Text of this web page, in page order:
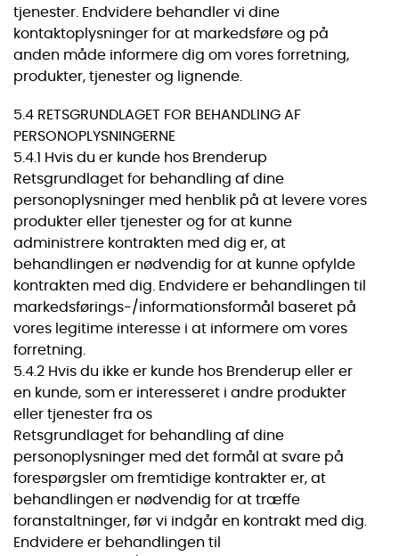
tjenester. Endvidere behandler vi dine
kontaktoplysninger for at markedsføre og på
anden måde informere dig om vores forretning,
produkter, tjenester og lignende.
5.4 RETSGRUNDLAGET FOR BEHANDLING AF
PERSONOPLYSNINGERNE
5.4.1 Hvis du er kunde hos Brenderup
Retsgrundlaget for behandling af dine
personoplysninger med henblik på at levere vores
produkter eller tjenester og for at kunne
administrere kontrakten med dig er, at
behandlingen er nødvendig for at kunne opfylde
kontrakten med dig. Endvidere er behandlingen til
markedsførings-/informationsformål baseret på
vores legitime interesse i at informere om vores
forretning.
5.4.2 Hvis du ikke er kunde hos Brenderup eller er
en kunde, som er interesseret i andre produkter
eller tjenester fra os
Retsgrundlaget for behandling af dine
personoplysninger med det formål at svare på
forespørgsler om fremtidige kontrakter er, at
behandlingen er nødvendig for at træffe
foranstaltninger, før vi indgår en kontrakt med dig.
Endvidere er behandlingen til